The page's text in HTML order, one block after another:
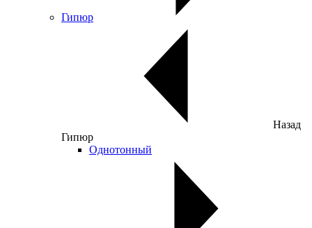
Гипюр
Назад
Гипюр
Однотонный